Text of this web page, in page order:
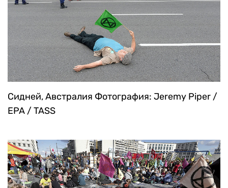
Сидней, Австралия Фотография: Jeremy Piper /
EPA / TASS